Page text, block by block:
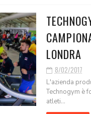
LONDRA
8/02/2017
L'azienda
Technogym è
atleti...